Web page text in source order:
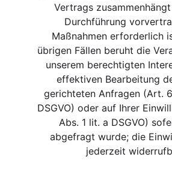
Vertrags
Durchführung
Maßnahmen erforderlich
übrigen Fällen beruht die
unserem berechtigten
effektiven Bearbeitung
gerichteten Anfragen (Art.
DSGVO) oder auf Ihrer
Abs. 1 lit. a DSGVO)
abgefragt wurde; die
jederzeit